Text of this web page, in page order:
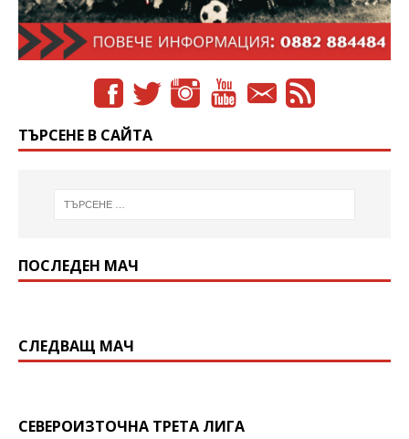
ТЪРСЕНЕ В САЙТА
ПОСЛЕДЕН МАЧ
СЛЕДВАЩ МАЧ
СЕВЕРОИЗТОЧНА ТРЕТА ЛИГА